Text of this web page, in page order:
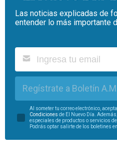
Las noticias explicadas de
entender lo más importante
Regístrate a Boletín
Al someter tu correo electrónico,
Condiciones de El Nuevo Día.
especiales de productos o servicios
Podrás optar salirte de los boletines